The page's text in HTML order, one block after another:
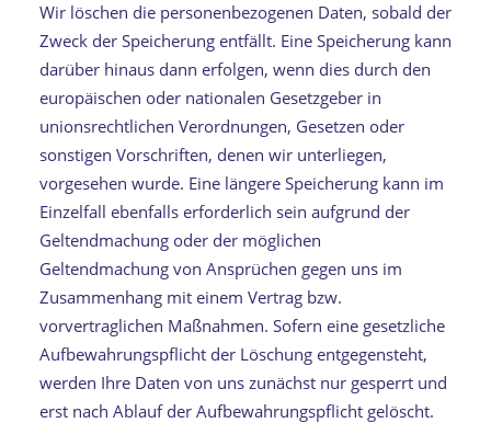
Wir löschen die personenbezogenen Daten, sobald der
Zweck der Speicherung entfällt. Eine Speicherung kann
darüber hinaus dann erfolgen, wenn dies durch den
europäischen oder nationalen Gesetzgeber in
unionsrechtlichen Verordnungen, Gesetzen oder
sonstigen Vorschriften, denen wir unterliegen,
vorgesehen wurde. Eine längere Speicherung kann im
Einzelfall ebenfalls erforderlich sein aufgrund der
Geltendmachung oder der möglichen
Geltendmachung von Ansprüchen gegen uns im
Zusammenhang mit einem Vertrag bzw.
vorvertraglichen Maßnahmen. Sofern eine gesetzliche
Aufbewahrungspflicht der Löschung entgegensteht,
werden Ihre Daten von uns zunächst nur gesperrt und
erst nach Ablauf der Aufbewahrungspflicht gelöscht.